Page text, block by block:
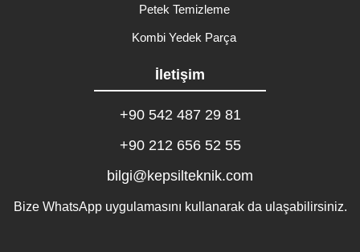
Petek Temizleme
Kombi Yedek Parça
İletişim
+90 542 487 29 81
+90 212 656 52 55
bilgi@kepsilteknik.com
Bize WhatsApp uygulamasını kullanarak da ulaşabilirsiniz.